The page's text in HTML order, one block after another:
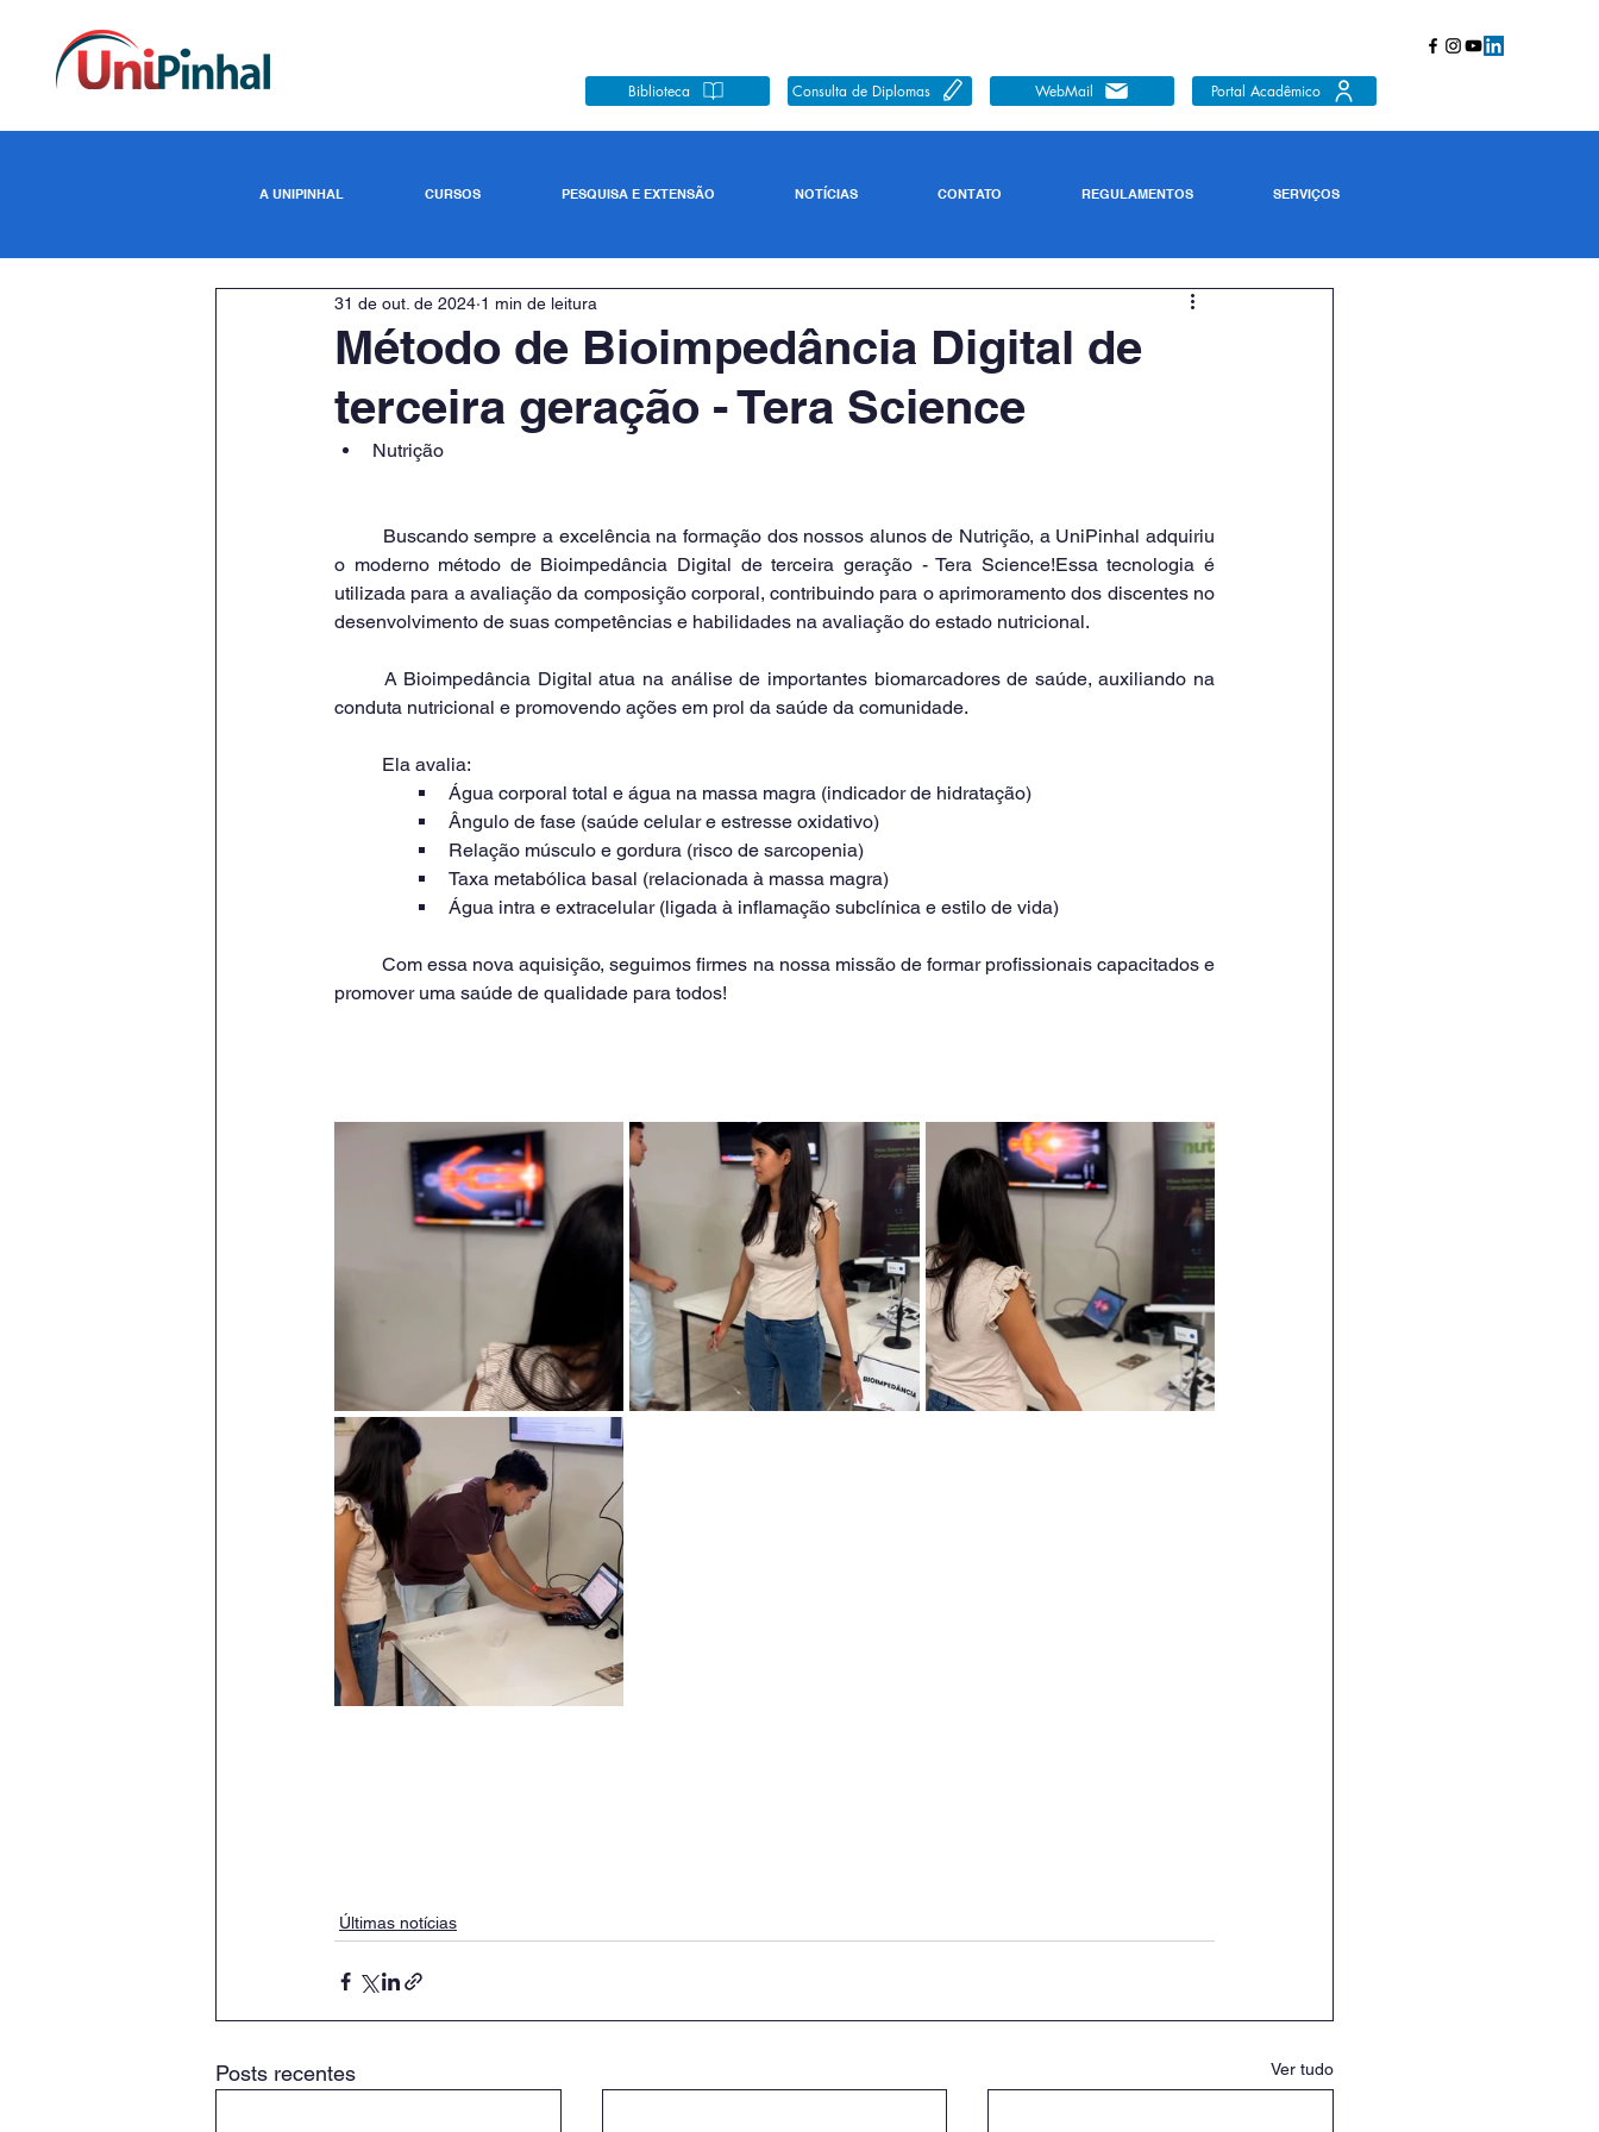
Biblioteca Consulta de Diplomas WebMail Portal Acadêmico
A UNIPINHAL CURSOS PESQUISA E EXTENSÃO NOTÍCIAS CONTATO REGULAMENTOS SERVIÇOS
Método de Bioimpedância Digital de
terceira geração - Tera Science
31 de out. de 2024 1 min de leitura
Nutrição
o moderno método de Bioimpedância Digital de terceira geração - Tera Science!Essa tecnologia é
utilizada para a avaliação da composição corporal, contribuindo para o aprimoramento dos discentes no
desenvolvimento de suas competências e habilidades na avaliação do estado nutricional.
conduta nutricional e promovendo ações em prol da saúde da comunidade.
	Ela avalia:
Água corporal total e água na massa magra (indicador de hidratação)
Ângulo de fase (saúde celular e estresse oxidativo)
Relação músculo e gordura (risco de sarcopenia)
Taxa metabólica basal (relacionada à massa magra)
Água intra e extracelular (ligada à inflamação subclínica e estilo de vida)
	Com essa nova aquisição, seguimos firmes na nossa missão de formar profissionais capacitados e
promover uma saúde de qualidade para todos!
Últimas notícias
Posts recentes Ver tudo